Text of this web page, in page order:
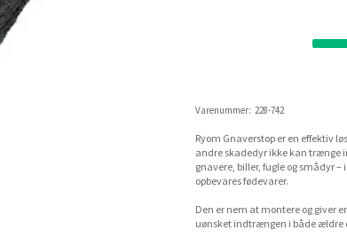
Varenummer: 228-742
Ryom Gnaverstop er en effektiv
andre skadedyr ikke kan trænge
gnavere, biller, fugle og smådyr –
opbevares fødevarer.
Den er nem at montere og giver
uønsket indtrængen i både ældre